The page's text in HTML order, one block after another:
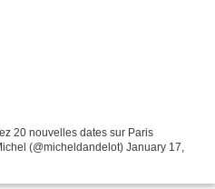
20 nouvelles dates sur Paris
(@micheldandelot) January 17,